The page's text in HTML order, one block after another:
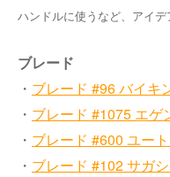
ハンドルに使うなど、アイデ
ブレード
・ ブレード #96 バイキ
・ ブレード #1075 エゲ
・ ブレード #600 ユー
・ ブレード #102 サガ